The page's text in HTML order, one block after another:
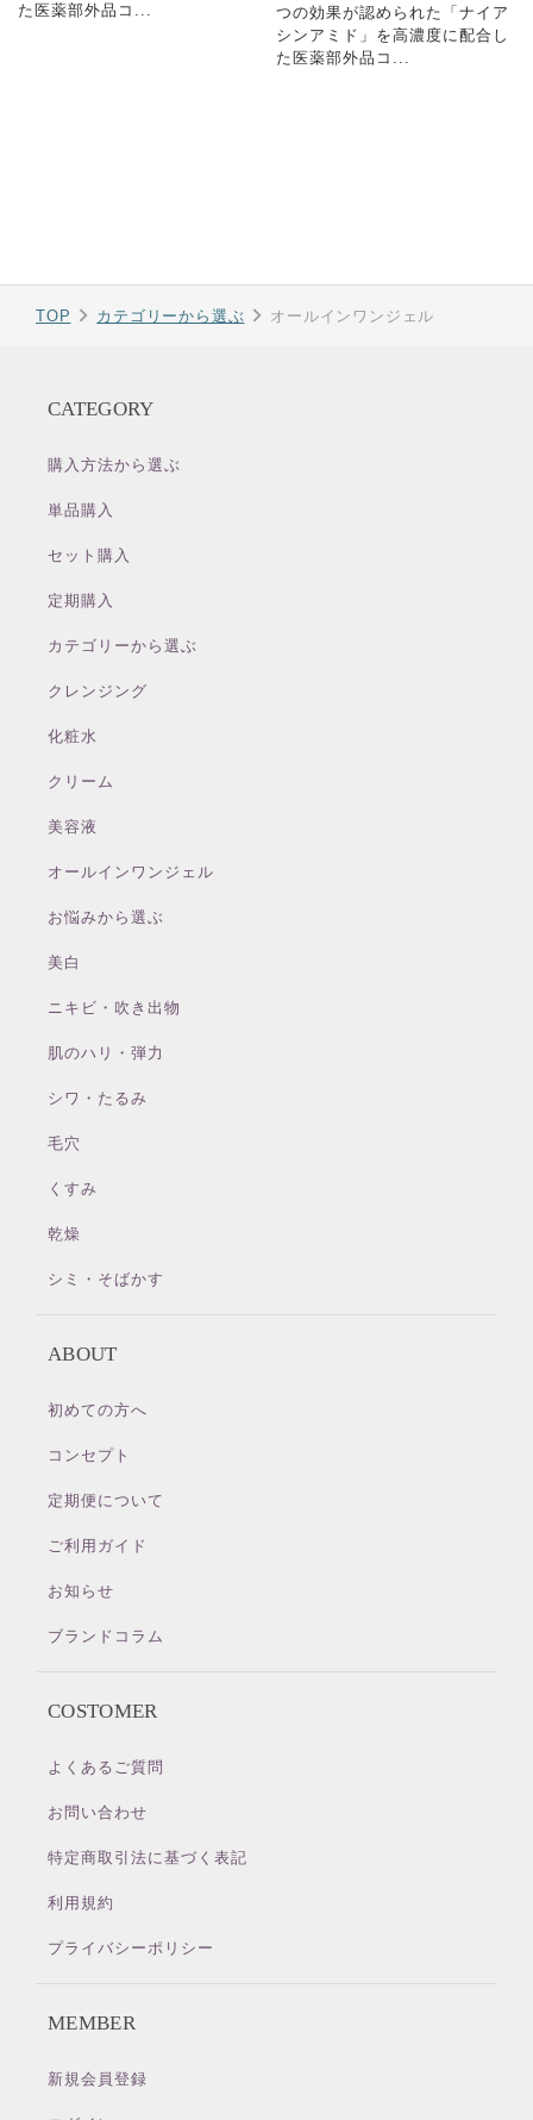
た医薬部外品コ...
つの効果が認められた「ナイア
シンアミド」を高濃度に配合し
た医薬部外品コ...
TOP カテゴリーから選ぶ オールインワンジェル
CATEGORY
購入方法から選ぶ
単品購入
セット購入
定期購入
カテゴリーから選ぶ
クレンジング
化粧水
クリーム
美容液
オールインワンジェル
お悩みから選ぶ
美白
ニキビ・吹き出物
肌のハリ・弾力
シワ・たるみ
毛穴
くすみ
乾燥
シミ・そばかす
ABOUT
初めての方へ
コンセプト
定期便について
ご利用ガイド
お知らせ
ブランドコラム
COSTOMER
よくあるご質問
お問い合わせ
特定商取引法に基づく表記
利用規約
プライバシーポリシー
MEMBER
新規会員登録